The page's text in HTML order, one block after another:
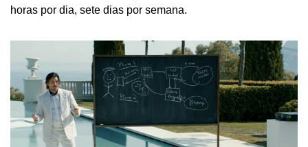
horas por dia, sete dias por semana.